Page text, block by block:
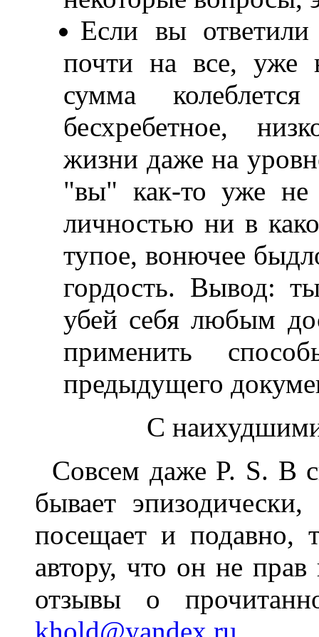
Если вы
почти на все, уже
сумма
бесхребетное,
жизни даже на
"вы" как-то уже
личностью ни в
тупое, вонючее
гордость. Вывод:
убей себя любым
применить
предыдущего
С
Совсем даже P. S. В
бывает
посещает и подавно,
автору, что он не
отзывы о
khold@yandex.ru